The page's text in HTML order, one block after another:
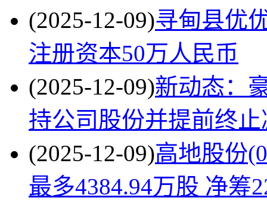
(2025-12-09)寻甸县优
注册资本50万人民币
(2025-12-09)新动态：
持公司股份并提前终
(2025-12-09)高地股份
最多4384.94万股 净筹